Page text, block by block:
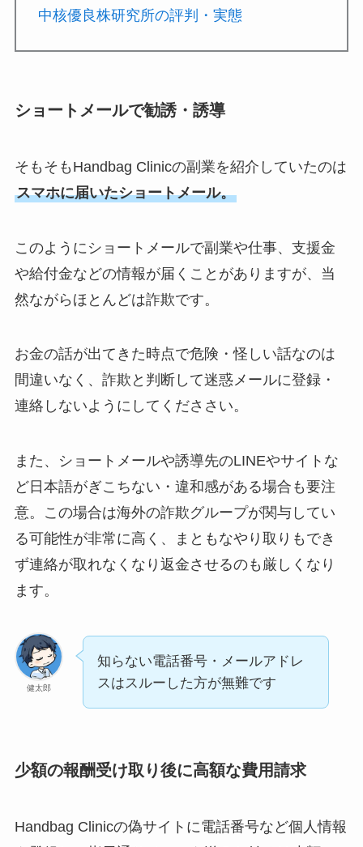
中核優良株研究所の評判・実態
ショートメールで勧誘・誘導
そもそもHandbag Clinicの副業を紹介していたのは
スマホに届いたショートメール。
このようにショートメールで副業や仕事、支援金
や給付金などの情報が届くことがありますが、当
然ながらほとんどは詐欺です。
お金の話が出てきた時点で危険・怪しい話なのは
間違いなく、詐欺と判断して迷惑メールに登録・
連絡しないようにしてくだささい。
また、ショートメールや誘導先のLINEやサイトな
ど日本語がぎこちない・違和感がある場合も要注
意。この場合は海外の詐欺グループが関与してい
る可能性が非常に高く、まともなやり取りもでき
ず連絡が取れなくなり返金させるのも厳しくなり
ます。
健太郎
知らない電話番号・メールアドレ
スはスルーした方が無難です
少額の報酬受け取り後に高額な費用請求
Handbag Clinicの偽サイトに電話番号など個人情報